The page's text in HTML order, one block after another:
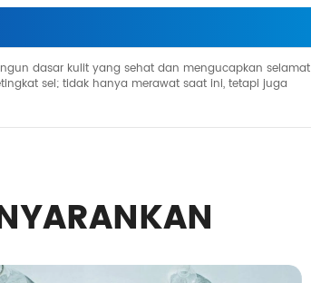
dasar kulit yang sehat dan mengucapkan selamat
sel; tidak hanya merawat saat ini, tetapi juga